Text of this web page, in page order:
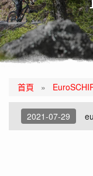
首頁 »
2021-07-29